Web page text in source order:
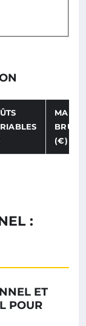
MARGE
BRUTE
(€)
:
ET
POUR